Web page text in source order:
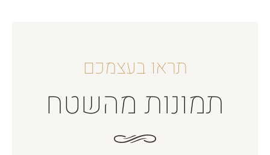
תראו בעצמכם
תמונות מהשטח